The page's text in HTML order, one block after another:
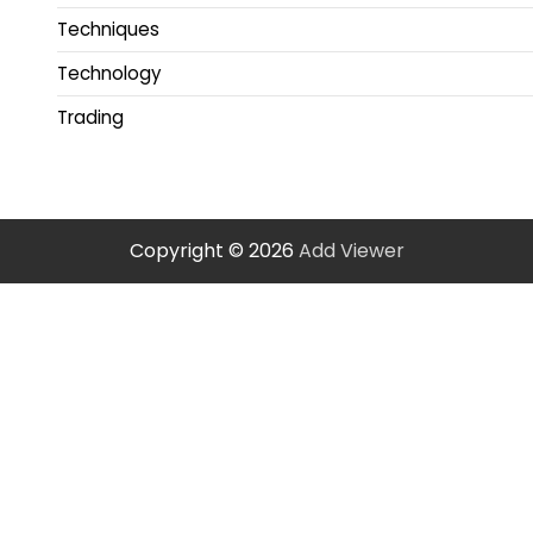
Techniques
Technology
Trading
Copyright © 2026 Add Viewer